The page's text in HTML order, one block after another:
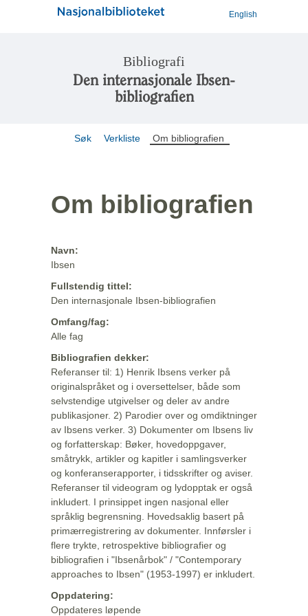
English
Bibliografi
Den internasjonale Ibsen-
bibliografien
Søk Verkliste Om bibliografien
Om bibliografien
Navn:
Ibsen
Fullstendig tittel:
Den internasjonale Ibsen-bibliografien
Omfang/fag:
Alle fag
Bibliografien dekker:
Referanser til: 1) Henrik Ibsens verker på
originalspråket og i oversettelser, både som
selvstendige utgivelser og deler av andre
publikasjoner. 2) Parodier over og omdiktninger
av Ibsens verker. 3) Dokumenter om Ibsens liv
og forfatterskap: Bøker, hovedoppgaver,
småtrykk, artikler og kapitler i samlingsverker
og konferanserapporter, i tidsskrifter og aviser.
Referanser til videogram og lydopptak er også
inkludert. I prinsippet ingen nasjonal eller
språklig begrensning. Hovedsaklig basert på
primærregistrering av dokumenter. Innførsler i
flere trykte, retrospektive bibliografier og
bibliografien i "Ibsenårbok" / "Contemporary
approaches to Ibsen" (1953-1997) er inkludert.
Oppdatering:
Oppdateres løpende